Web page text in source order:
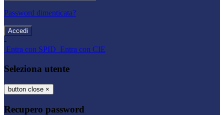
Password dimenticata?
-
Entra con SPID Entra con CIE
Seleziona utente
button close ×
Recupero password